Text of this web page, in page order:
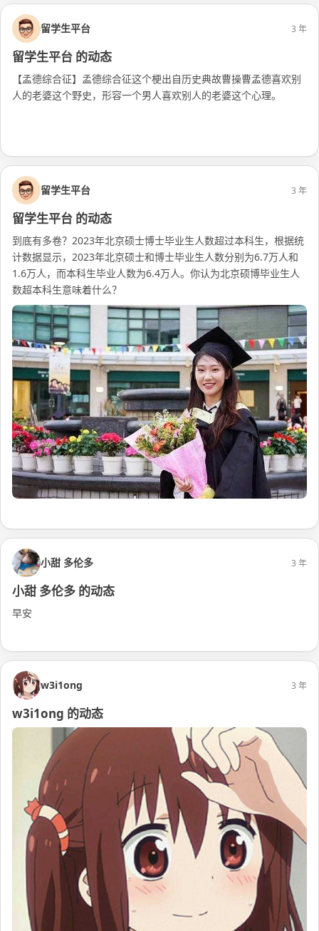
留学生平台 3 年
留学生平台 的动态
【孟德综合征】孟德综合征这个梗出自历史典故曹操曹孟德喜欢别
人的老婆这个野史，形容一个男人喜欢别人的老婆这个心理。
留学生平台 3 年
留学生平台 的动态
到底有多卷？2023年北京硕士博士毕业生人数超过本科生，根据统
计数据显示，2023年北京硕士和博士毕业生人数分别为6.7万人和
1.6万人，而本科生毕业人数为6.4万人。你认为北京硕博毕业生人
数超本科生意味着什么？
小甜 多伦多 3 年
小甜 多伦多 的动态
早安
w3i1ong 3 年
w3i1ong 的动态